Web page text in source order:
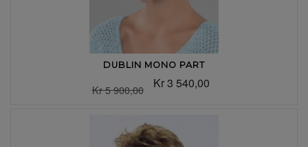
DUBLIN MONO PART
Kr 5 900,00 Kr 3 540,00